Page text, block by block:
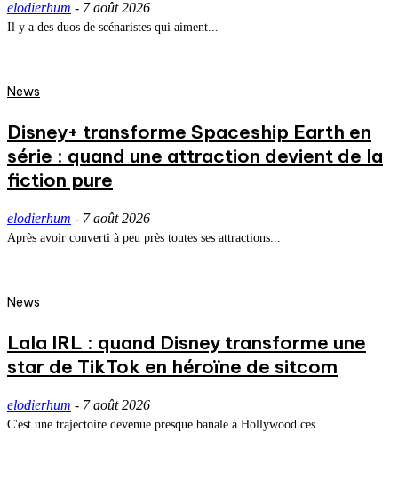
elodierhum - 7 août 2026
Il y a des duos de scénaristes qui aiment...
News
Disney+ transforme Spaceship Earth en
série : quand une attraction devient de la
fiction pure
elodierhum - 7 août 2026
Après avoir converti à peu près toutes ses attractions...
News
Lala IRL : quand Disney transforme une
star de TikTok en héroïne de sitcom
elodierhum - 7 août 2026
C'est une trajectoire devenue presque banale à Hollywood ces...